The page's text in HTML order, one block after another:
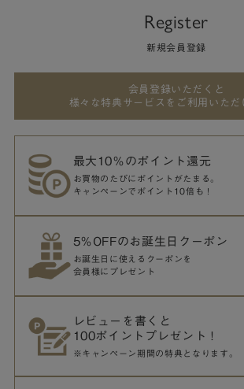
Register
新規会員登録
会員登録いただくと
様々な特典サービスをご利用いただ
最大10％のポイント還元
お買物のたびにポイントがたまる。
キャンペーンでポイント10倍も！
5％OFFのお誕生日クーポン
お誕生日に使えるクーポンを
会員様にプレゼント
レビューを書くと
100ポイントプレゼント！
※キャンペーン期間の特典となります。